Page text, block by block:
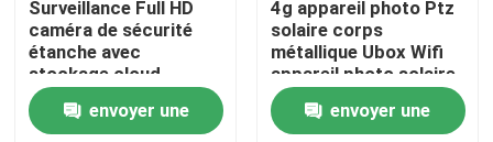
Produits
Vidéos
Surveillance Full HD
caméra de sécurité
étanche avec
stockage cloud
gratuit
envoyer une
4g appareil photo Ptz
solaire corps
métallique Ubox Wifi
appareil photo solaire
vue nocturne couleur
extérieureenvoyer une